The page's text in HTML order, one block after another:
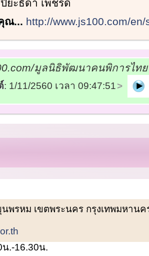
ยะธิดา เพชรดี
ณ... http://www.js100.com/
มูลนิธิพัฒนาคนพิการไทย
: 1/11/2560 เวลา 09:47:51
พรหม เขตพระนคร กรุงเทพมหานค
น.-16.30น.